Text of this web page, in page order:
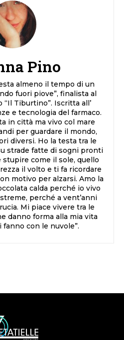
Pino
almeno il tempo di un
fuori piove”, finalista al
Tiburtino”. Iscritta all’
e tecnologia del farmaco.
in città ma vivo col mare
per guardare il mondo,
diversi. Ho la testa tra le
strade fatte di sogni pronti
stupire come il sole, quello
il volto e ti fa ricordare
motivo per alzarsi. Amo la
calda perché io vivo
perché a vent’anni
Mi piace vivere tra le
danno forma alla mia vita
con le nuvole”.